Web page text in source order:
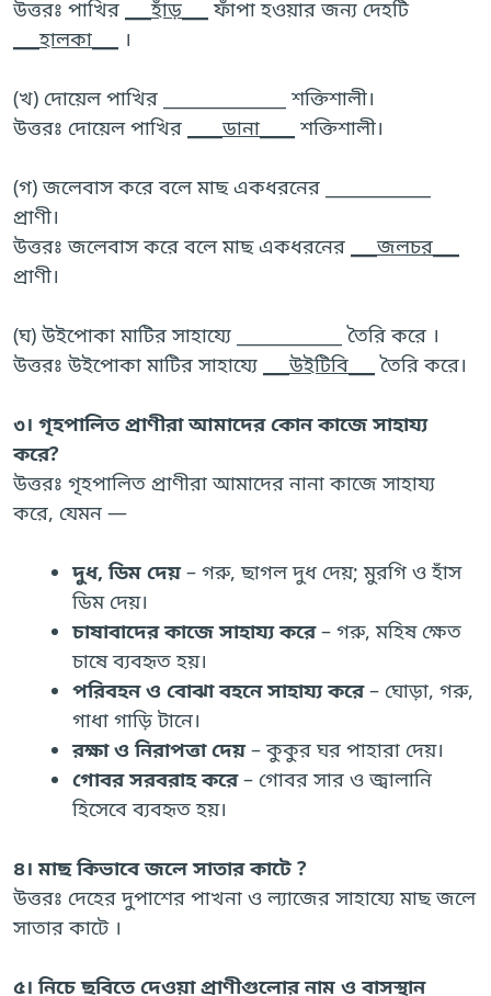
উত্তরঃ পাখির
___হাঁড়___
ফাঁপা হওয়ার জন্য দেহটি
___হালকা___
।
(খ) দোয়েল পাখির ______________ শক্তিশালী।
উত্তরঃ দোয়েল পাখির
____ডানা____ শক্তিশালী।
(গ) জলেবাস করে বলে মাছ একধরনের ____________
প্রাণী।
উত্তরঃ জলেবাস করে বলে মাছ একধরনের
___জলচর___
প্রাণী।
(ঘ) উইপোকা মাটির সাহায্যে ____________ তৈরি করে ।
উত্তরঃ উইপোকা মাটির সাহায্যে
___উইটিবি___ তৈরি করে।
৩। গৃহপালিত প্রাণীরা আমাদের কোন কাজে সাহায্য
করে?
উত্তরঃ গৃহপালিত প্রাণীরা আমাদের নানা কাজে সাহায্য
করে, যেমন —
দুধ, ডিম দেয়– গরু, ছাগল দুধ দেয়; মুরগি ও হাঁস
ডিম দেয়।
চাষাবাদের কাজে সাহায্য করে– গরু, মহিষ ক্ষেত
চাষে ব্যবহৃত হয়।
পরিবহন ও বোঝা বহনে সাহায্য করে– ঘোড়া, গরু,
গাধা গাড়ি টানে।
রক্ষা ও নিরাপত্তা দেয়– কুকুর ঘর পাহারা দেয়।
গোবর সরবরাহ করে– গোবর সার ও জ্বালানি
হিসেবে ব্যবহৃত হয়।
৪। মাছ কিভাবে জলে সাতার কাটে ?
উত্তরঃ দেহের দুপাশের পাখনা ও ল্যাজের সাহায্যে মাছ জলে
সাতার কাটে ।
৫। নিচে ছবিতে দেওয়া প্রাণীগুলোর নাম ও বাসস্থান